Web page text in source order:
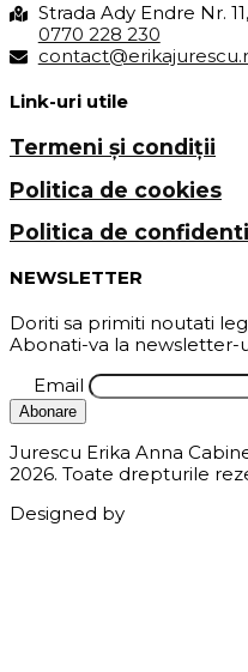
Strada Ady Endre Nr.
0770 228 230
Link-uri utile
Termeni și condiții
Politica de cookies
Politica de
NEWSLETTER
Doriti sa primiti noutati
Abonati-va la newsletter-
Email
Jurescu Erika Anna
2026. Toate drepturile
Designed by